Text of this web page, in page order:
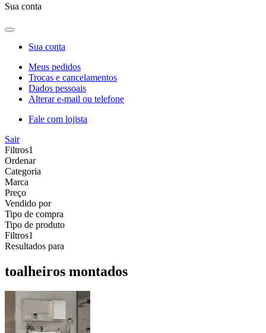
Sua conta
Sua conta
Meus pedidos
Trocas e cancelamentos
Dados pessoais
Alterar e-mail ou telefone
Fale com lojista
Sair
Filtros1
Ordenar
Categoria
Marca
Preço
Vendido por
Tipo de compra
Tipo de produto
Filtros1
Resultados para
toalheiros montados